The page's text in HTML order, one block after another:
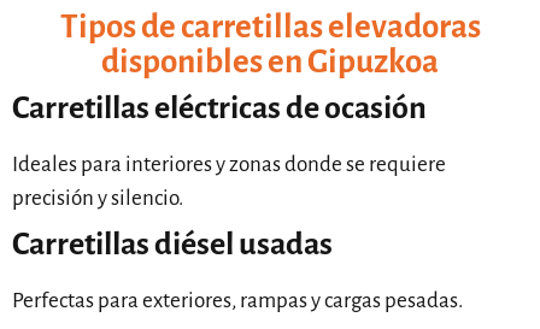
Tipos de carretillas elevadoras
disponibles en Gipuzkoa
Carretillas eléctricas de ocasión
Ideales para interiores y zonas donde se requiere
precisión y silencio.
Carretillas diésel usadas
Perfectas para exteriores, rampas y cargas pesadas.